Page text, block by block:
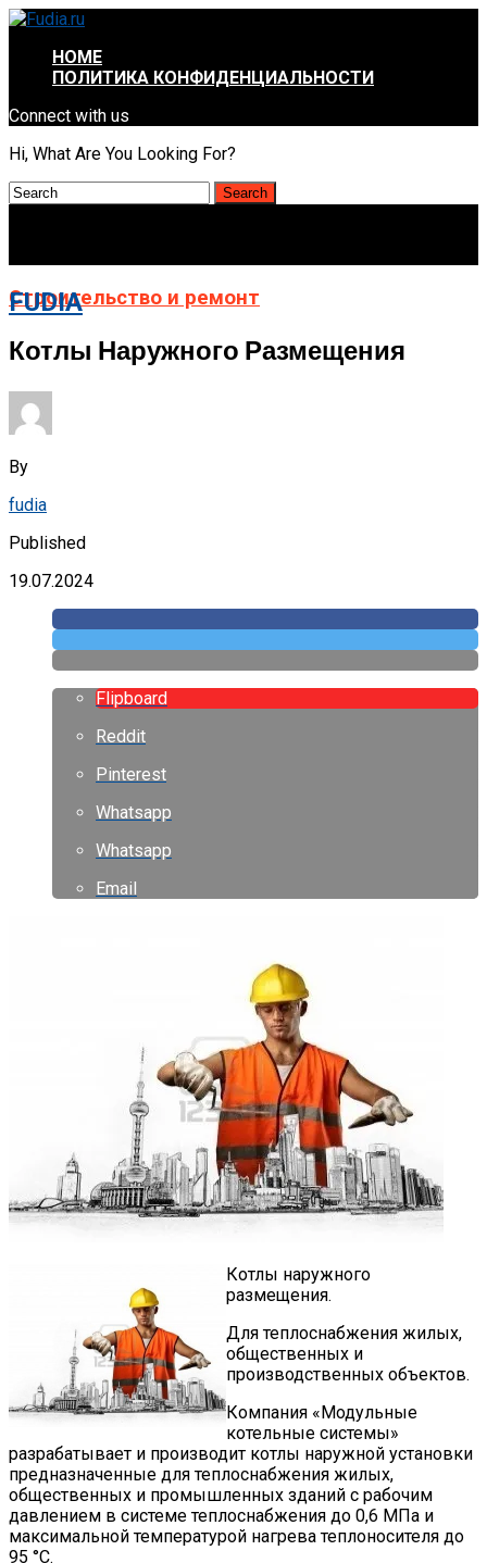
HOME
ПОЛИТИКА КОНФИДЕНЦИАЛЬНОСТИ
Connect with us
Hi, What Are You Looking For?
FUDIA
Строительство и ремонт
Котлы Наружного Размещения
By
fudia
Published
19.07.2024
Flipboard
Reddit
Pinterest
Whatsapp
Whatsapp
Email
Котлы наружного
размещения.
Для теплоснабжения жилых,
общественных и
производственных объектов.
Компания «Модульные
котельные системы»
разрабатывает и производит котлы наружной установки
предназначенные для теплоснабжения жилых,
общественных и промышленных зданий с рабочим
давлением в системе теплоснабжения до 0,6 MПa и
максимальной температурой нагрева теплоносителя до
95 °С.